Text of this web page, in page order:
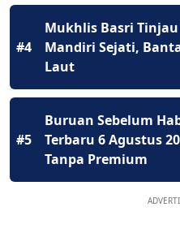
#4
Mukhlis Basri
Mandiri Sejati,
Laut
#5
Buruan Sebelum
Terbaru 6 Agustus
Tanpa Premium